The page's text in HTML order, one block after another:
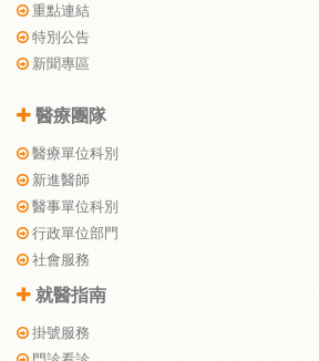
重點連結
特別公告
新聞專區
醫療團隊
醫療單位科別
新進醫師
醫事單位科別
行政單位部門
社會服務
就醫指南
掛號服務